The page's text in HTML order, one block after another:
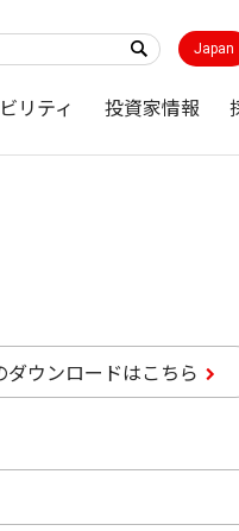
Japan
リティ 投資家情報
ダウンロードはこちら